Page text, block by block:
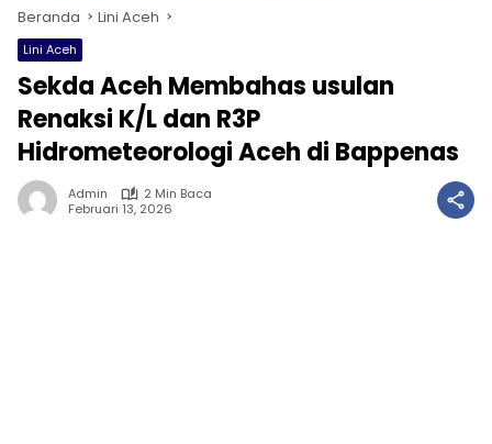
Beranda Lini Aceh
Lini Aceh
Sekda Aceh Membahas usulan
Renaksi K/L dan R3P
Hidrometeorologi Aceh di Bappenas
Admin
2 Min Baca
Februari 13, 2026